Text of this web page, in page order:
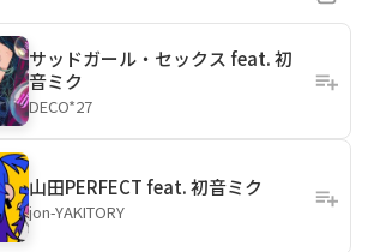
サッドガール・セックス feat. 初
音ミク
DECO*27
山田PERFECT feat. 初音ミク
jon-YAKITORY